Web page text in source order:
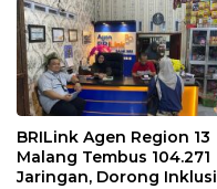
Bahan Baku Utama
Kedelai
BRILink Agen Region 13
Malang Tembus 104.271
Jaringan, Dorong Inklusi